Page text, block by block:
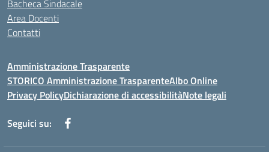
Bacheca Sindacale
Area Docenti
Contatti
Amministrazione Trasparente
STORICO Amministrazione TrasparenteAlbo Online
Privacy PolicyDichiarazione di accessibilitàNote legali
Seguici su: